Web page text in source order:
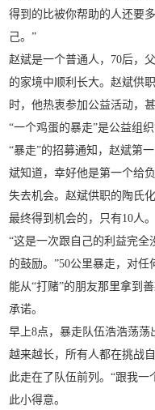
得到的比被你帮助的人还要
己。”
赵斌是一个普通人，70后，
的家境中顺利长大。赵斌供
时，他热衷参加公益活动，
“一个鸡蛋的暴走”是公益组
“暴走”的招募通知，赵斌第
斌知道，幸好他是第一个给
失去机会。赵斌供职的陶氏
最终得到机会的，只有10人。
“这是一次跟自己的利益完
的鼓励。”50公里暴走，对
能从“打赌”的朋友那里拿到
承诺。
早上8点，暴走队伍浩浩荡
越来越长，所有人都在挑战
此走在了队伍前列。“跟我一
此小得意。